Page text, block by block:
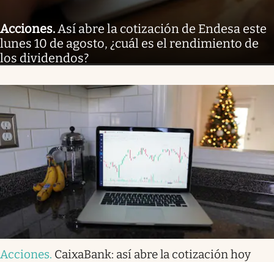
Acciones.Así abre la cotización de Endesa este
lunes 10 de agosto, ¿cuál es el rendimiento de
los dividendos?
Acciones. CaixaBank: así abre la cotización hoy